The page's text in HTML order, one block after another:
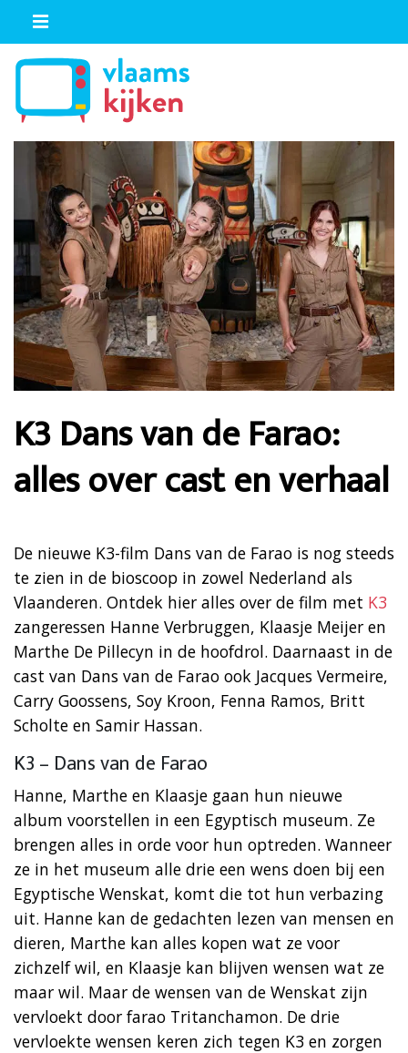
K3 Dans van de Farao:
alles over cast en verhaal
De nieuwe K3-film Dans van de Farao is nog steeds
te zien in de bioscoop in zowel Nederland als
Vlaanderen. Ontdek hier alles over de film met K3
zangeressen Hanne Verbruggen, Klaasje Meijer en
Marthe De Pillecyn in de hoofdrol. Daarnaast in de
cast van Dans van de Farao ook Jacques Vermeire,
Carry Goossens, Soy Kroon, Fenna Ramos, Britt
Scholte en Samir Hassan.
K3 – Dans van de Farao
Hanne, Marthe en Klaasje gaan hun nieuwe
album voorstellen in een Egyptisch museum. Ze
brengen alles in orde voor hun optreden. Wanneer
ze in het museum alle drie een wens doen bij een
Egyptische Wenskat, komt die tot hun verbazing
uit. Hanne kan de gedachten lezen van mensen en
dieren, Marthe kan alles kopen wat ze voor
zichzelf wil, en Klaasje kan blijven wensen wat ze
maar wil. Maar de wensen van de Wenskat zijn
vervloekt door farao Tritanchamon. De drie
vervloekte wensen keren zich tegen K3 en zorgen